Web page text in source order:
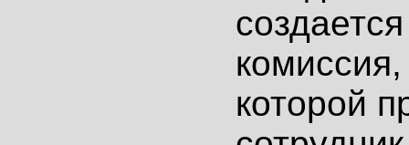
которой